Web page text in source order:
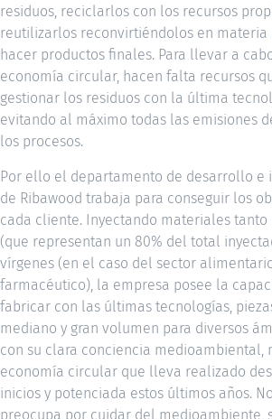
residuos, reciclarlos con los recursos
reutilizarlos reconvirtiéndolos en materia
hacer productos finales. Para llevar a
economía circular, hacen falta recursos
gestionar los residuos con la última
evitando al máximo todas las emisiones
los procesos.
Por ello el departamento de desarrollo e
de Ribawood trabaja para conseguir los
cada cliente. Inyectando materiales
(que representan un 80% del total
vírgenes (en el caso del sector
farmacéutico), la empresa posee la
fabricar con las últimas tecnologías,
mediano y gran volumen para diversos
con su clara conciencia medioambiental,
economía circular que lleva realizado
inicios y potenciada estos últimos años.
preocupa por cuidar del medioambiente,